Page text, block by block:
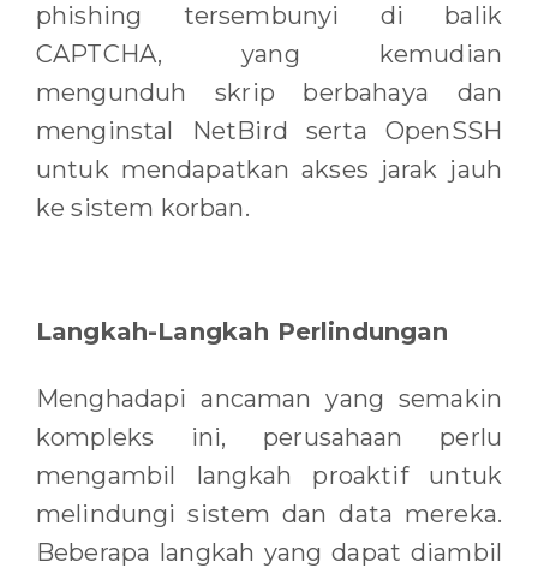
phishing tersembunyi di balik
CAPTCHA, yang kemudian
mengunduh skrip berbahaya dan
menginstal NetBird serta OpenSSH
untuk mendapatkan akses jarak jauh
ke sistem korban.
Langkah-Langkah Perlindungan
Menghadapi ancaman yang semakin
kompleks ini, perusahaan perlu
mengambil langkah proaktif untuk
melindungi sistem dan data mereka.
Beberapa langkah yang dapat diambil